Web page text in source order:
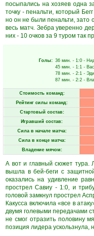
посыпались на хозяев одна
точку - пенальти, который
но он не были пенальти, зато
весь матч. Зебра уверенно
них - 10 очков за 9 туром так
Голы: 36 мин. - 1:0 -
45 мин. - 1:1 -
78 мин. - 2:1 -
87 мин. - 2:2 -
Стоимость команд:
Рейтинг силы команд:
Стартовый состав:
Игравший состав:
Сила в начале матча:
Сила в конце матча:
Владение мячом:
А вот и главный сюжет тура.
вышла в бей-беги с
оказались на удивление
прострел Савиу - 1:0, и
головой замкнул прострел
Какусса включила «все в
двумя голевыми передачами
не смог отразить половину
позиция лидера ускользнула,